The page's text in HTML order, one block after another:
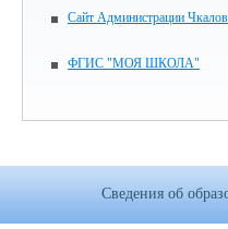
Сайт Администрации
ФГИС "МОЯ ШКОЛА"
Сведения об